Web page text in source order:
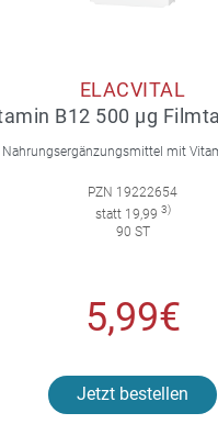
ELACVITAL
B12 500 µg
Nahrungsergänzungsmittel mit
PZN 19222654
statt 19,99 3)
90 ST
5,99€
Jetzt bestellen